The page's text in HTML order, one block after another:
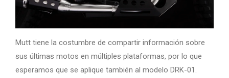
Mutt tiene la costumbre de compartir información sobre
sus últimas motos en múltiples plataformas, por lo que
esperamos que se aplique también al modelo DRK-01.